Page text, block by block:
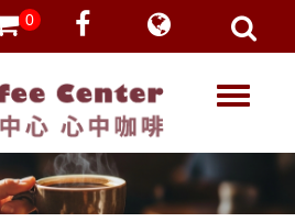
0
T
l
e